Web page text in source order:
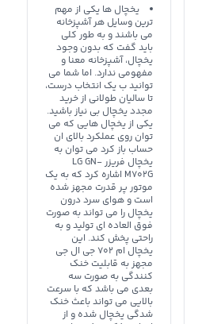
GN-M702G
یخچال ها یکی از مهم
ترین وسایل هر آشپزخانه
می باشند و به طور کلی
باید گفت که بدون وجود
یخچال، آشپزخانه معنا و
مفهومی ندارد. اما شما می
توانید ب یک انتخاب درست،
تا سالیان طولانی از خرید
مجدد یخچال بی نیاز باشید.
یکی از یخچال هایی که می
توان روی عملکرد بالای ان
حساب باز کرد می توان به
یخچال فریزر LG GN-
M702G اشاره کرد که به یک
موتور پر قدرت مجهز شده
است و هوای سرد درون
یخچال را می تواند به صورت
فوق العاده ای تولید و به
راحتی پخش کند. این
یخچال ام 702 جی ال جی
مجهز به قابلیت خنک
کنندگی به صورت سه
بعدی می باشد که با سرعت
بالایی می تواند باعث خنک
شدگی یخچال شده و از